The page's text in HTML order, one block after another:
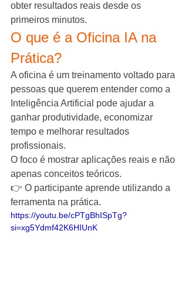
obter resultados reais desde os
primeiros minutos.
O que é a Oficina IA na
Prática?
A oficina é um treinamento voltado para
pessoas que querem entender como a
Inteligência Artificial pode ajudar a
ganhar produtividade, economizar
tempo e melhorar resultados
profissionais.
O foco é mostrar aplicações reais e não
apenas conceitos teóricos.
👉 O participante aprende utilizando a
ferramenta na prática.
https://youtu.be/cPTgBhISpTg?
si=xg5Ydmf42K6HIUnK